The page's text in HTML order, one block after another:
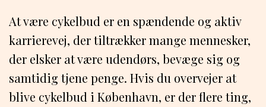
At være cykelbud er en spændende og aktiv
karrierevej, der tiltrækker mange mennesker,
der elsker at være udendørs, bevæge sig og
samtidig tjene penge. Hvis du overvejer at
blive cykelbud i København, er der flere ting,